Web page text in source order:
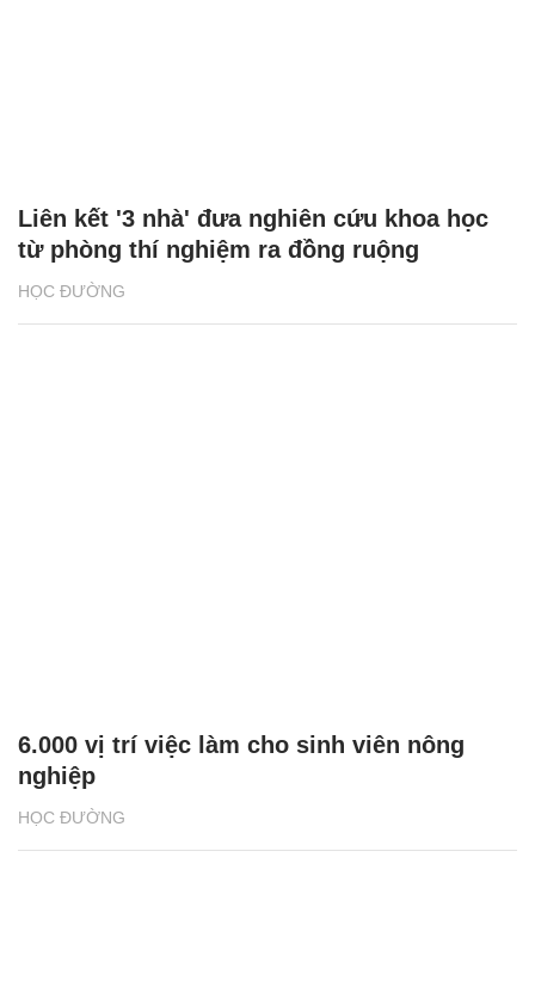
HỌC ĐƯỜNG
Liên kết '3 nhà' đưa nghiên cứu khoa học
từ phòng thí nghiệm ra đồng ruộng
HỌC ĐƯỜNG
6.000 vị trí việc làm cho sinh viên nông
nghiệp